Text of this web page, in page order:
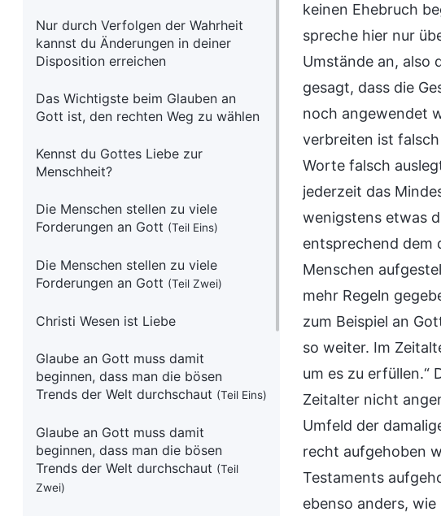
Nur durch Verfolgen der Wahrheit
kannst du Änderungen in deiner
Disposition erreichen
Das Wichtigste beim Glauben an
Gott ist, den rechten Weg zu wählen
Kennst du Gottes Liebe zur
Menschheit?
Die Menschen stellen zu viele
Forderungen an Gott (Teil Eins)
Die Menschen stellen zu viele
Forderungen an Gott (Teil Zwei)
Christi Wesen ist Liebe
Glaube an Gott muss damit
beginnen, dass man die bösen
Trends der Welt durchschaut (Teil Eins)
Glaube an Gott muss damit
beginnen, dass man die bösen
Trends der Welt durchschaut (Teil
Zwei)
keinen Ehebruch
spreche hier nur
Umstände an, also
gesagt, dass die
noch angewendet
verbreiten ist
Worte falsch
jederzeit das
wenigstens etwas
entsprechend dem
Menschen
mehr Regeln
zum Beispiel an
so weiter. Im
um es zu erfüllen.“
Zeitalter nicht
Umfeld der
recht aufgehoben
Testaments
ebenso anders,